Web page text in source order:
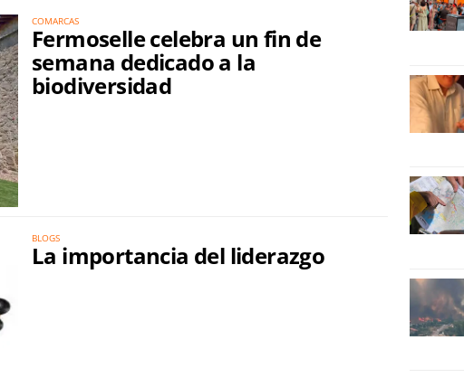
COMARCAS
Fermoselle celebra un fin de
semana dedicado a la
biodiversidad
BLOGS
La importancia del liderazgo